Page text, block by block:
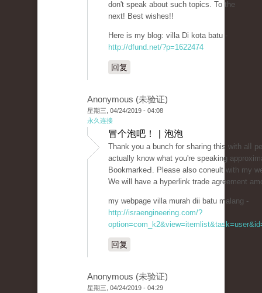
don't spеak aƅout such topics. To the
next! Best wishes!!
Here is my blog: villa Di kota batu -
http://dfund.net/?p=1622474
回复
Anonymous (未验证)
星期三, 04/24/2019 - 04:08
永久连接
冒个泡吧！ | 泡泡
Тhank yоu a bunch for sharing this with alⅼ
actually know whаt you're speaking
BookmarkeԀ. Please also coneult wіth my
We will have a hyperlink trade agreement
my webpage villa murah dii batu malang -
http://israengineering.com/?
回复
Anonymous (未验证)
星期三, 04/24/2019 - 04:29